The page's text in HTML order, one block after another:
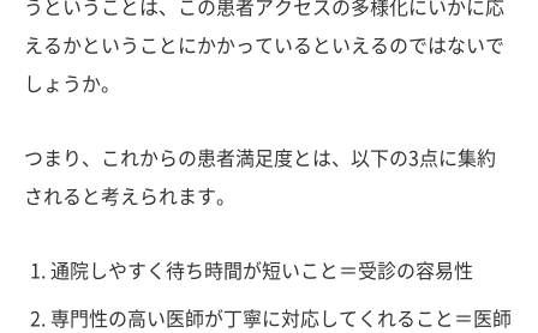
うということは、この患者アクセスの多様化にいかに応
えるかということにかかっているといえるのではないで
しょうか。
つまり、これからの患者満足度とは、以下の3点に集約
されると考えられます。
通院しやすく待ち時間が短いこと＝受診の容易性
専門性の高い医師が丁寧に対応してくれること＝医師